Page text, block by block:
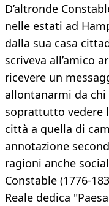
D’altronde
nelle estati ad
dalla sua casa
scriveva all’amico
ricevere un
allontanarmi da
soprattutto vedere
città a quella di
annotazione
ragioni anche
Constable (1776-
Reale dedica